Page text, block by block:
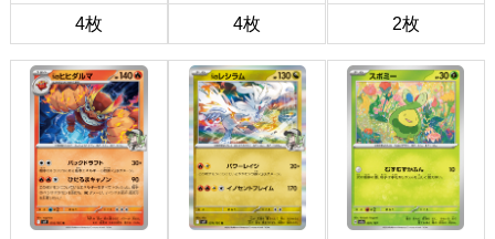
4枚 4枚 2枚